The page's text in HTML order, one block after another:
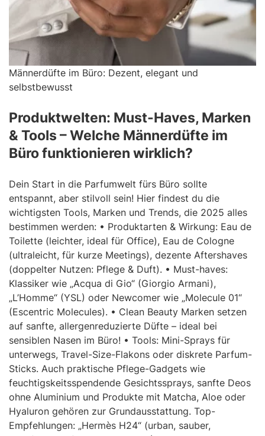
Männerdüfte im Büro: Dezent, elegant und
selbstbewusst
Produktwelten: Must-Haves, Marken
& Tools – Welche Männerdüfte im
Büro funktionieren wirklich?
Dein Start in die Parfumwelt fürs Büro sollte
entspannt, aber stilvoll sein! Hier findest du die
wichtigsten Tools, Marken und Trends, die 2025 alles
bestimmen werden: • Produktarten & Wirkung: Eau de
Toilette (leichter, ideal für Office), Eau de Cologne
(ultraleicht, für kurze Meetings), dezente Aftershaves
(doppelter Nutzen: Pflege & Duft). • Must-haves:
Klassiker wie „Acqua di Gio“ (Giorgio Armani),
„L’Homme“ (YSL) oder Newcomer wie „Molecule 01“
(Escentric Molecules). • Clean Beauty Marken setzen
auf sanfte, allergenreduzierte Düfte – ideal bei
sensiblen Nasen im Büro! • Tools: Mini-Sprays für
unterwegs, Travel-Size-Flakons oder diskrete Parfum-
Sticks. Auch praktische Pflege-Gadgets wie
feuchtigskeitsspendende Gesichtssprays, sanfte Deos
ohne Aluminium und Produkte mit Matcha, Aloe oder
Hyaluron gehören zur Grundausstattung. Top-
Empfehlungen: „Hermès H24“ (urban, sauber,